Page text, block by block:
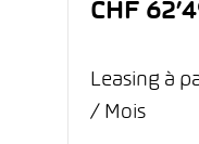
CHF
Leasing à
/ Mois